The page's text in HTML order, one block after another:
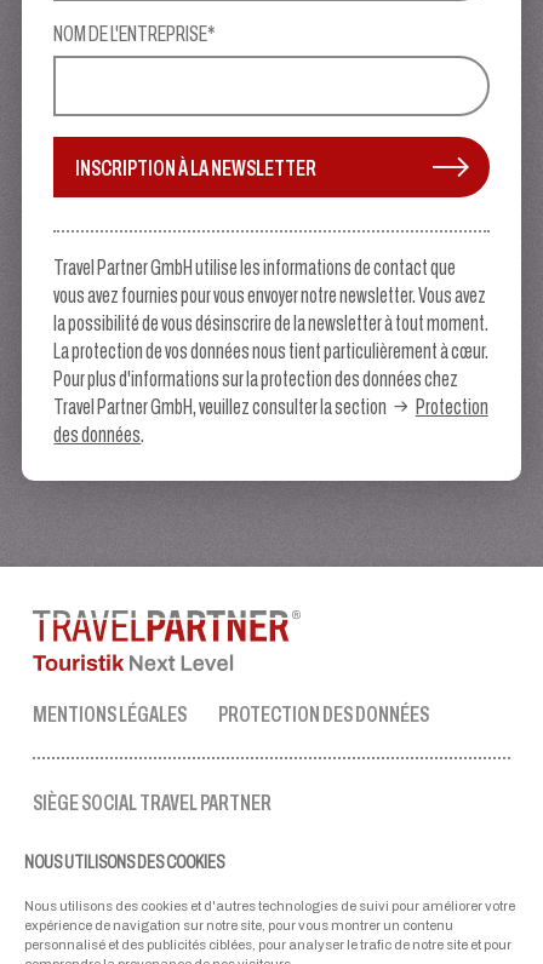
NOUS UTILISONS DES COOKIES
Nous utilisons des cookies et d'autres technologies de suivi pour améliorer votre
expérience de navigation sur notre site, pour vous montrer un contenu
personnalisé et des publicités ciblées, pour analyser le trafic de notre site et pour
NOM DE L'ENTREPRISE*
INSCRIPTION À LA NEWSLETTER
Travel Partner GmbH utilise les informations de contact que
vous avez fournies pour vous envoyer notre newsletter. Vous avez
la possibilité de vous désinscrire de la newsletter à tout moment.
La protection de vos données nous tient particulièrement à cœur.
Pour plus d'informations sur la protection des données chez
Travel Partner GmbH, veuillez consulter la section
Protection
des données.
MENTIONS LÉGALES PROTECTION DES DONNÉES
SIÈGE SOCIAL TRAVEL PARTNER
lun-ven : 09:00 - 17:00 heures
ellmau@travel-partner.com